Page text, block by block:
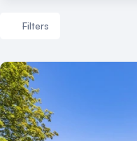
Filters
Aantal zalen
1 - 5 zalen
6 - 10 zalen